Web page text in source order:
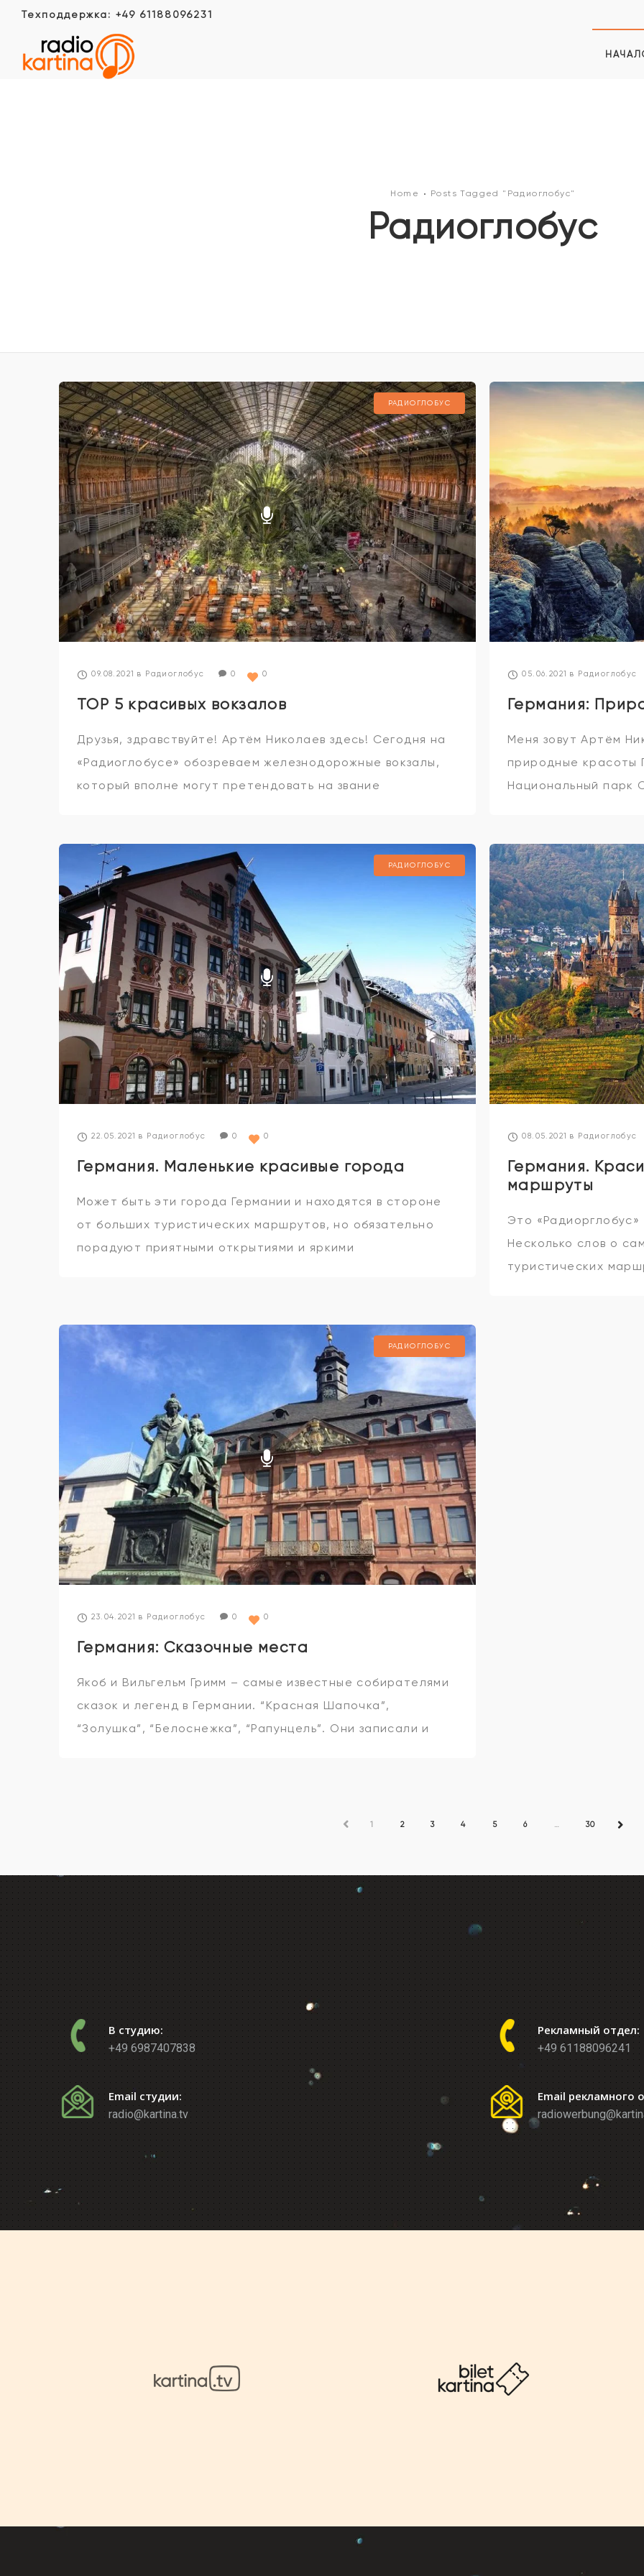
Техподдержка: +49 61188096231
Home Posts Tagged "Радиоглобус"
Радиоглобус
РАДИОГЛОБУС
09.08.2021 в Радиоглобус 0 0
TOP 5 красивых вокзалов
Друзья, здравствуйте! Артём Николаев здесь! Сегодня на
«Радиоглобусе» обозреваем железнодорожные вокзалы,
который вполне могут претендовать на звание
05.06.2021 в Радиоглобус
Германия:
Меня зовут Артём
природные красоты
Национальный парк
РАДИОГЛОБУС
22.05.2021 в Радиоглобус 0 0
Германия. Маленькие красивые города
Может быть эти города Германии и находятся в стороне
от больших туристических маршрутов, но обязательно
порадуют приятными открытиями и яркими
08.05.2021 в Радиоглобус
Германия.
маршруты
Это «Радиорглобус»
Несколько слов о
туристических
РАДИОГЛОБУС
23.04.2021 в Радиоглобус 0 0
Германия: Сказочные места
Якоб и Вильгельм Гримм – самые известные собирателями
сказок и легенд в Германии. “Красная Шапочка”,
“Золушка”, “Белоснежка”, “Рапунцель”. Они записали и
ПРЕД1 2 3 4 5 6 … 30 СЛЕД
В студию:
+49 6987407838
Email студии:
radio@kartina.tv
Рекламный отдел:
+49 61188096241
Email рекламного